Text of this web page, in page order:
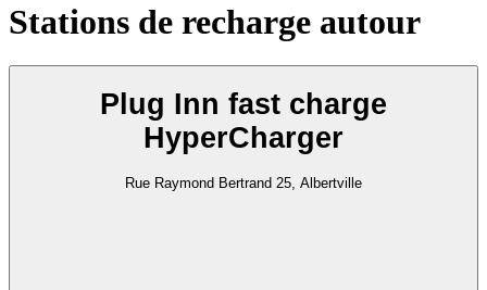
Stations de recharge autour
Plug Inn fast charge
HyperCharger
Rue Raymond Bertrand 25, Albertville